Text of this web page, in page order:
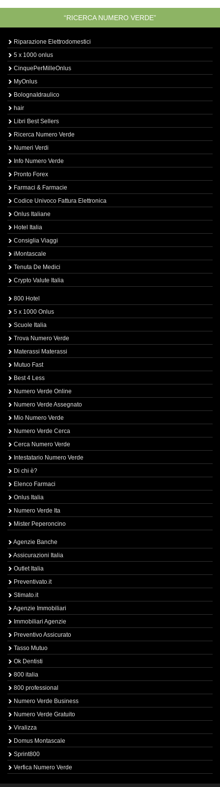
“RICERCA NUMERO VERDE”
Riparazione Elettrodomestici
5 x 1000 onlus
CinquePerMilleOnlus
MyOnlus
BolognaIdraulico
hair
Libri Best Sellers
Ricerca Numero Verde
Numeri Verdi
Info Numero Verde
Pronto Forex
Farmaci & Farmacie
Codice Univoco Fattura Elettronica
Onlus Italiane
Hotel Italia
Consiglia Viaggi
iMontascale
Tenuta De Medici
Crypto Valute Italia
800 Hotel
5 x 1000 Onlus
Scuole Italia
Trova Numero Verde
Materassi Materassi
Mutuo Fast
Best 4 Less
Numero Verde Online
Numero Verde Assegnato
Mio Numero Verde
Numero Verde Cerca
Cerca Numero Verde
Intestatario Numero Verde
Di chi è?
Elenco Farmaci
Onlus Italia
Numero Verde Ita
Mister Peperoncino
Agenzie Banche
Assicurazioni Italia
Outlet Italia
Preventivato.it
Stimato.it
Agenzie Immobiliari
Immobiliari Agenzie
Preventivo Assicurato
Tasso Mutuo
Ok Dentisti
800 italia
800 professional
Numero Verde Business
Numero Verde Gratuito
Viralizza
Domus Montascale
Sprint800
Verfica Numero Verde